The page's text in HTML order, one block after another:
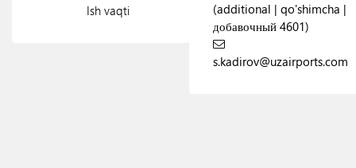
Ish vaqti
(additional | qo'shimcha |
добавочный 4601)
s.kadirov@uzairports.com